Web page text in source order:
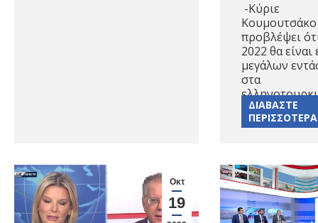
-Κύριε
Κουμουτσάκο
προβλέψει
2022 θα είναι
μεγάλων
στα
ΔΙΑΒΑΣΤΕ
ΠΕΡΙΣΣΟΤΕΡΑ
Οκτ
19